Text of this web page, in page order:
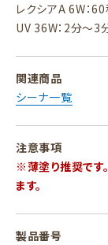
レクシアA 6W：
UV 36W：2分～3
関連商品
シーナ一覧
注意事項
※薄塗り推奨です
ます。
製品番号